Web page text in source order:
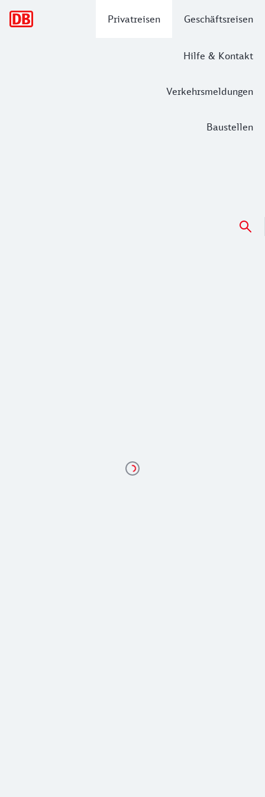
Privatreisen Geschäftsreisen
Hilfe & Kontakt
Verkehrsmeldungen
Baustellen